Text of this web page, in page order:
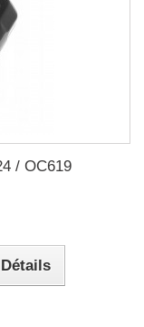
/ OC619
Détails